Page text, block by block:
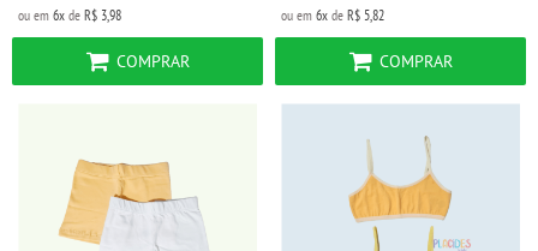
ou em 6x de R$ 3,98
COMPRAR
ou em 6x de R$ 5,82
COMPRAR